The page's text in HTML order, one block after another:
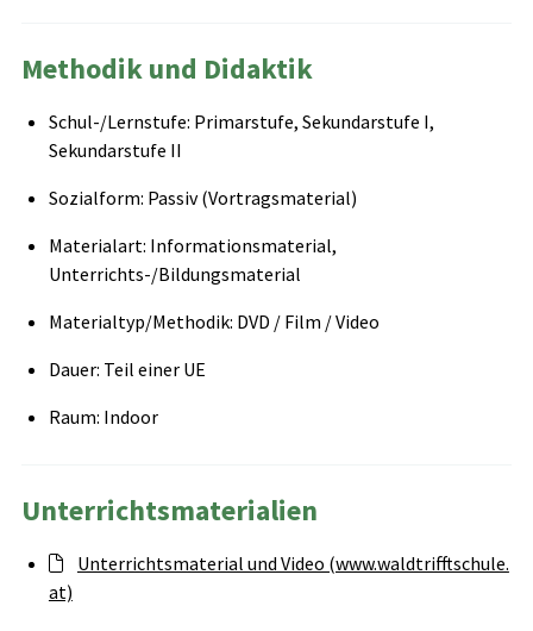
Methodik und Didaktik
Schul-/Lernstufe: Primarstufe, Sekundarstufe I,
Sekundarstufe II
Sozialform: Passiv (Vortragsmaterial)
Materialart: Informationsmaterial,
Unterrichts-/Bildungsmaterial
Materialtyp/Methodik: DVD / Film / Video
Dauer: Teil einer UE
Raum: Indoor
Unterrichtsmaterialien
Unterrichtsmaterial und Video (www.waldtrifftschule.
at)